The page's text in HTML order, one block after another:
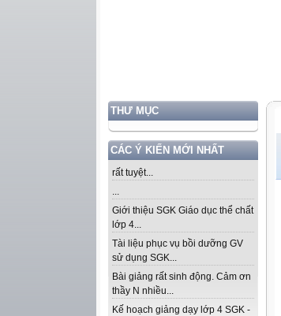
THƯ MỤC
CÁC Ý KIẾN MỚI NHẤT
rất tuyệt...
...
Giới thiệu SGK Giáo dục thể chất
lớp 4...
Tài liệu phục vụ bồi dưỡng GV
sử dụng SGK...
Bài giảng rất sinh động. Cảm ơn
thầy N nhiều...
Kế hoạch giảng dạy lớp 4 SGK -